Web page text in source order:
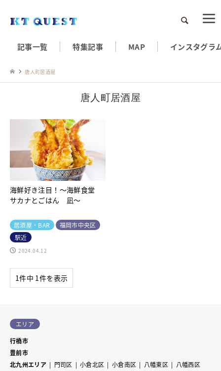
検索
記事一覧 特集記事 MAP インスタグラ
唐人町居酒屋
唐人町居酒屋
海鮮好き注目！～海鮮食堂
サカナとごはん 凪～
居酒屋・BAR
福岡市中央区
駅近
2024.04.12
1件中 1件を表示
エリア
行橋市
豊前市
北九州エリア
門司区 小倉北区 小倉南区 八幡東区
八幡西区